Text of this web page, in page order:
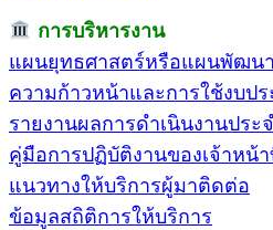
การบริหารงาน
แผนยุทธศาสตร์หรือแผนพัฒน
ความก้าวหน้าและการใช้งบป
รายงานผลการดำเนินงานประ
คู่มือการปฏิบัติงานของเจ้าหน้
แนวทางให้บริการผู้มาติดต่อ
ข้อมูลสถิติการให้บริการ